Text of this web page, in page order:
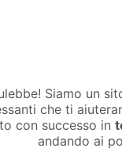
Siamo un
che ti
con successo in
andando ai